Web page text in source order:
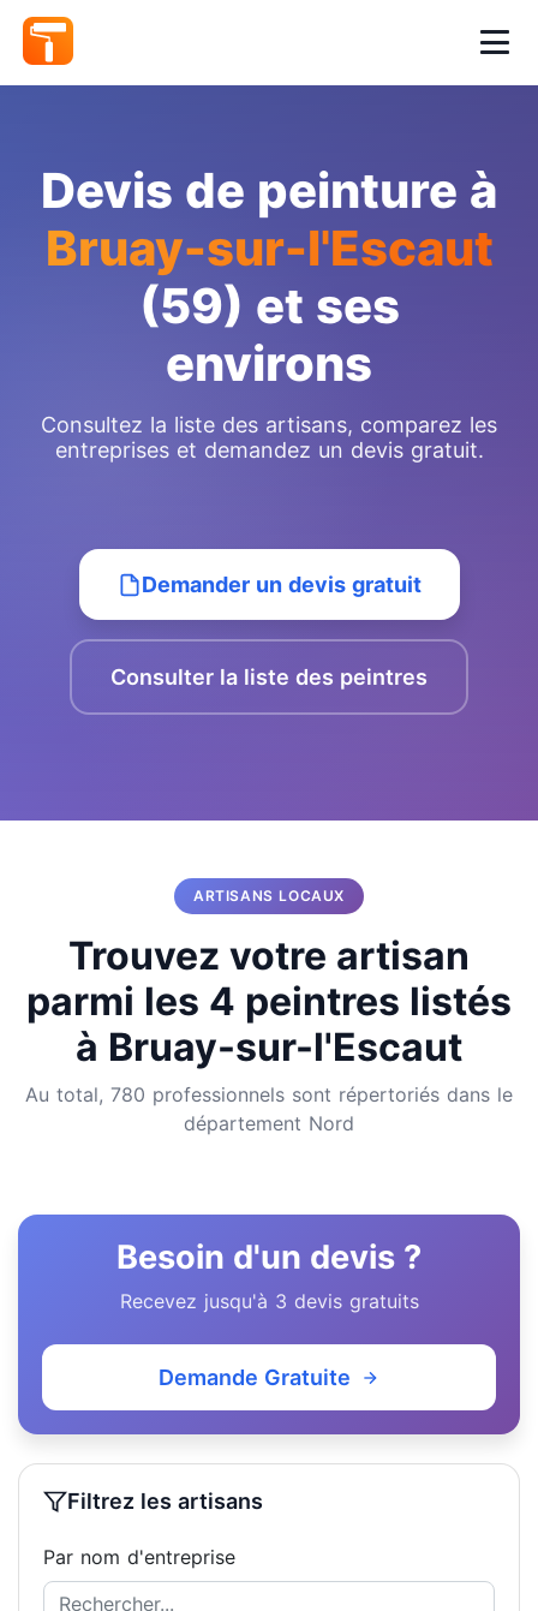
Devis de peinture à
Bruay-sur-l'Escaut
(59) et ses
environs
Consultez la liste des artisans, comparez les
entreprises et demandez un devis gratuit.
Demander un devis gratuit
Consulter la liste des peintres
ARTISANS LOCAUX
Trouvez votre artisan
parmi les 4 peintres listés
à Bruay-sur-l'Escaut
Au total, 780 professionnels sont répertoriés dans le
département Nord
Besoin d'un devis ?
Recevez jusqu'à 3 devis gratuits
Demande Gratuite
Filtrez les artisans
Par nom d'entreprise